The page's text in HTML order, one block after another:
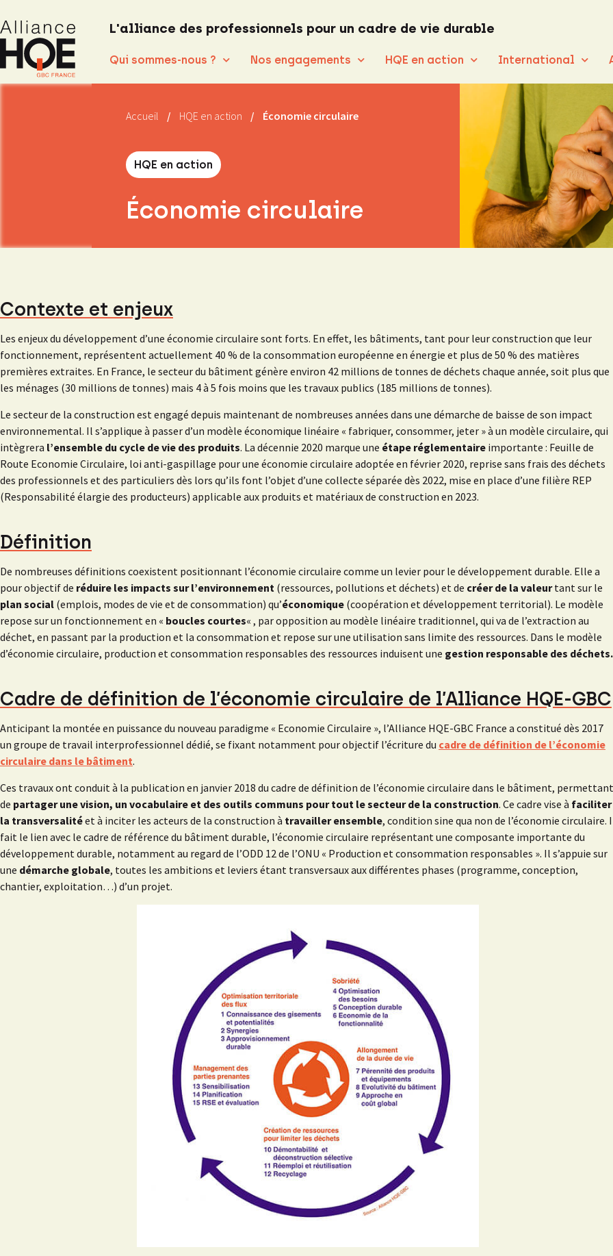
L'alliance des professionnels pour un cadre de vie durable
Qui sommes-nous ? Nos engagements HQE en action International
Accueil / HQE en action / Économie circulaire
HQE en action
Économie circulaire
Contexte et enjeux
Les enjeux du développement d’une économie circulaire sont forts. En effet, les bâtiments, tant pour leur construction que leur
fonctionnement, représentent actuellement 40 % de la consommation européenne en énergie et plus de 50 % des matières
premières extraites. En France, le secteur du bâtiment génère environ 42 millions de tonnes de déchets chaque année, soit plus que
les ménages (30 millions de tonnes) mais 4 à 5 fois moins que les travaux publics (185 millions de tonnes).
Le secteur de la construction est engagé depuis maintenant de nombreuses années dans une démarche de baisse de son impact
environnemental. Il s’applique à passer d’un modèle économique linéaire « fabriquer, consommer, jeter » à un modèle circulaire, qui
intègrera l’ensemble du cycle de vie des produits. La décennie 2020 marque une étape réglementaire importante : Feuille de
Route Economie Circulaire, loi anti-gaspillage pour une économie circulaire adoptée en février 2020, reprise sans frais des déchets
des professionnels et des particuliers dès lors qu’ils font l’objet d’une collecte séparée dès 2022, mise en place d’une filière REP
(Responsabilité élargie des producteurs) applicable aux produits et matériaux de construction en 2023.
Définition
De nombreuses définitions coexistent positionnant l’économie circulaire comme un levier pour le développement durable. Elle a
pour objectif de réduire les impacts sur l’environnement (ressources, pollutions et déchets) et de créer de la valeurtant sur le
plan social (emplois, modes de vie et de consommation) qu’économique (coopération et développement territorial). Le modèle
repose sur un fonctionnement en « boucles courtes« , par opposition au modèle linéaire traditionnel, qui va de l’extraction au
déchet, en passant par la production et la consommation et repose sur une utilisation sans limite des ressources. Dans le modèle
d’économie circulaire, production et consommation responsables des ressources induisent une gestion responsable des déchets.
Cadre de définition de l’économie circulaire de l’Alliance HQE-GBC
Anticipant la montée en puissance du nouveau paradigme « Economie Circulaire », l’Alliance HQE-GBC France a constitué dès 2017
un groupe de travail interprofessionnel dédié, se fixant notamment pour objectif l’écriture du cadre de définition de l’économie
circulaire dans le bâtiment.
Ces travaux ont conduit à la publication en janvier 2018 du cadre de définition de l’économie circulaire dans le bâtiment, permettant
de partager une vision, un vocabulaire et des outils communs pour tout le secteur de la construction. Ce cadre vise à faciliter
la transversalitéet à inciter les acteurs de la construction à travailler ensemble, condition sine qua non de l’économie circulaire.
fait le lien avec le cadre de référence du bâtiment durable, l’économie circulaire représentant une composante importante du
développement durable, notamment au regard de l’ODD 12 de l’ONU « Production et consommation responsables ». Il s’appuie sur
une démarche globale, toutes les ambitions et leviers étant transversaux aux différentes phases (programme, conception,
chantier, exploitation…) d’un projet.